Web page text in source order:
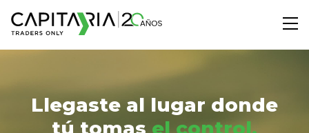
Llegaste al lugar donde
tú tomas el control.